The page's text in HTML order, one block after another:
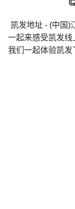
凯发地址 - (中国)
一起来感受凯发线
我们一起体验凯